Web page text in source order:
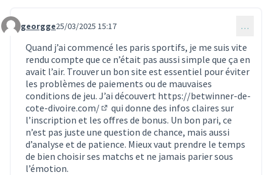
Commentaire 1699
georgge25/03/2025 15:17 …
Quand j’ai commencé les paris sportifs, je me suis vite
rendu compte que ce n’était pas aussi simple que ça en
avait l’air. Trouver un bon site est essentiel pour éviter
les problèmes de paiements ou de mauvaises
conditions de jeu. J’ai découvert https://betwinner-de-
cote-divoire.com/
(Lien externe)
qui donne des infos claires sur
l’inscription et les offres de bonus. Un bon pari, ce
n’est pas juste une question de chance, mais aussi
d’analyse et de patience. Mieux vaut prendre le temps
de bien choisir ses matchs et ne jamais parier sous
l’émotion.